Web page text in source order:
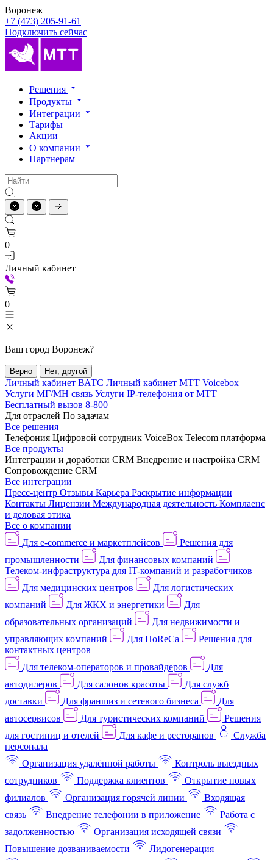
Воронеж
+7 (473) 205-91-61
Подключить сейчас
Решения
Продукты
Интеграции
Тарифы
Акции
О компании
Партнерам
0
Личный кабинет
0
Ваш город Воронеж?
Верно Нет, другой
Личный кабинет ВАТС Личный кабинет МТТ Voicebox
Услуги МГ/МН связь Услуги IP-телефония от МТТ
Бесплатный вызов 8-800
Для отраслей По задачам
Все решения
Телефония Цифровой сотрудник VoiceBox Telecom платформа
Все продукты
Интеграции и доработки CRM Внедрение и настройка CRM
Сопровождение CRM
Все интеграции
Пресс-центр Отзывы Карьера Раскрытие информации
Контакты Лицензии Международная деятельность Комплаенс
и деловая этика
Все о компании
Для e-commerce и маркетплейсов
Решения для
промышленности
Для финансовых компаний
Телеком-инфраструктура для IT-компаний и разработчиков
Для медицинских центров
Для логистических
компаний
Для ЖКХ и энергетики
Для
образовательных организаций
Для недвижимости и
управляющих компаний
Для HoReCa
Решения для
контактных центров
Для телеком-операторов и провайдеров
Для
автодилеров
Для салонов красоты
Для служб
доставки
Для франшиз и сетевого бизнеса
Для
автосервисов
Для туристических компаний
Решения
для гостиниц и отелей
Для кафе и ресторанов
Служба
персонала
Организация удалённой работы
Контроль выездных
сотрудников
Поддержка клиентов
Открытие новых
филиалов
Организация горячей линии
Входящая
связь
Внедрение телефонии в приложение
Работа с
задолженностью
Организация исходящей связи
Повышение дозваниваемости
Лидогенерация